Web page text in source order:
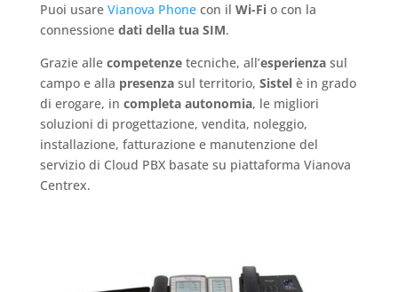
Puoi usare Vianova Phonecon il Wi-Fio con la
connessione dati della tua SIM.
Grazie alle competenzetecniche, all’esperienzasul
campo e alla presenzasul territorio, Sistelè in grado
di erogare, in completa autonomia, le migliori
soluzioni di progettazione, vendita, noleggio,
installazione, fatturazione e manutenzione del
servizio di Cloud PBX basate su piattaforma Vianova
Centrex.